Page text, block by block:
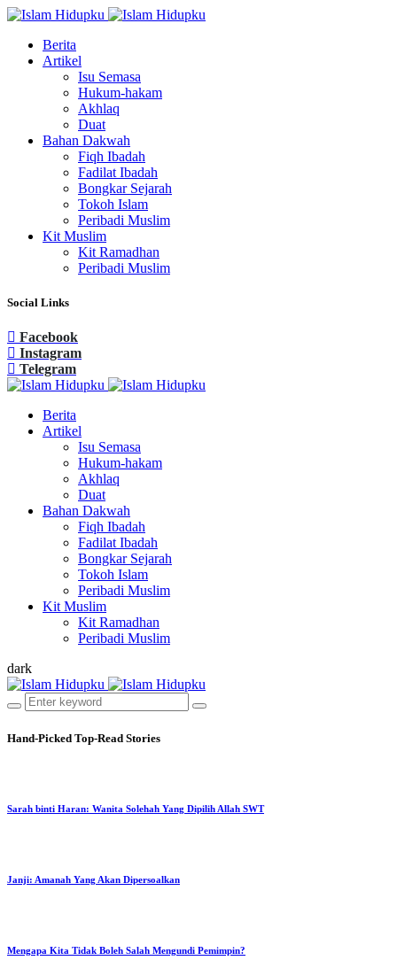
Berita
Artikel
Isu Semasa
Hukum-hakam
Akhlaq
Duat
Bahan Dakwah
Fiqh Ibadah
Fadilat Ibadah
Bongkar Sejarah
Tokoh Islam
Peribadi Muslim
Kit Muslim
Kit Ramadhan
Peribadi Muslim
Social Links
Facebook
Instagram
Telegram
Berita
Artikel
Isu Semasa
Hukum-hakam
Akhlaq
Duat
Bahan Dakwah
Fiqh Ibadah
Fadilat Ibadah
Bongkar Sejarah
Tokoh Islam
Peribadi Muslim
Kit Muslim
Kit Ramadhan
Peribadi Muslim
dark
Hand-Picked Top-Read Stories
Sarah binti Haran: Wanita Solehah Yang Dipilih Allah SWT
Janji: Amanah Yang Akan Dipersoalkan
Mengapa Kita Tidak Boleh Salah Mengundi Pemimpin?